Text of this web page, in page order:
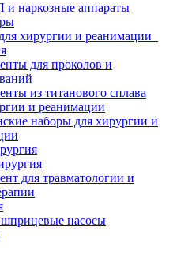
наркозные аппараты
хирургии и реанимации
для проколов и
из титанового сплава
и реанимации
наборы для хирургии и
для травматологии и
насосы